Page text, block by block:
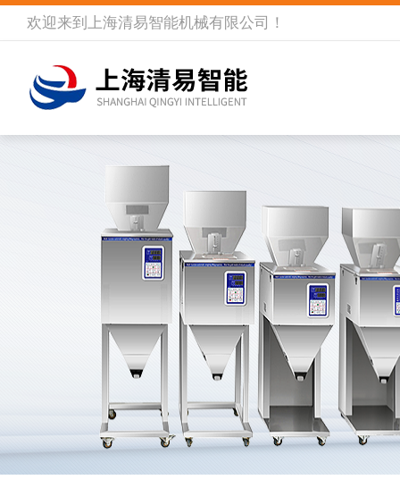
欢迎来到 上海清易智能机械有限公司 ！